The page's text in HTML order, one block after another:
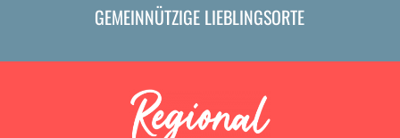
GEMEINNÜTZIGE LIEBLINGSORTE